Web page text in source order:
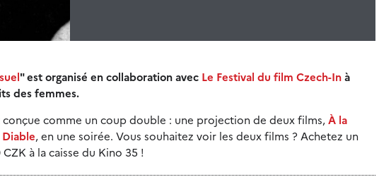
" est organisé en collaboration avec Le Festival du film Czech-Inà
des femmes.
comme un coup double : une projection de deux films,À la
, en une soirée. Vous souhaitez voir les deux films ? Achetez un
à la caisse du Kino 35 !